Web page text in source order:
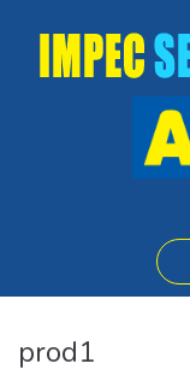
Nos services
prod1